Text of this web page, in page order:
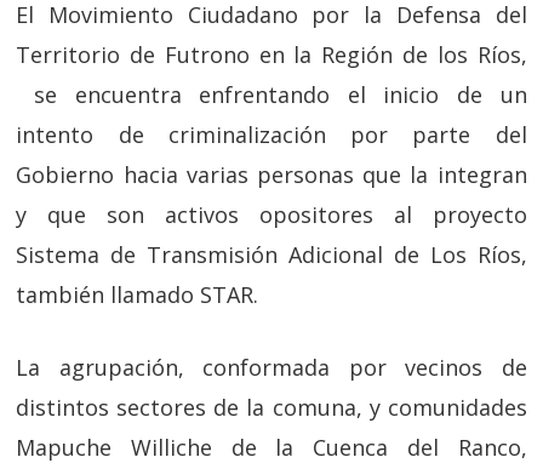
El Movimiento Ciudadano por la Defensa del
Territorio de Futrono en la Región de los Ríos,
se encuentra enfrentando el inicio de un
intento de criminalización por parte del
Gobierno hacia varias personas que la integran
y que son activos opositores al proyecto
Sistema de Transmisión Adicional de Los Ríos,
también llamado STAR.
La agrupación, conformada por vecinos de
distintos sectores de la comuna, y comunidades
Mapuche Williche de la Cuenca del Ranco,